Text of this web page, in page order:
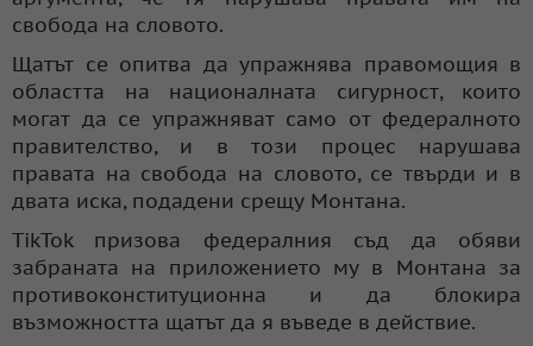
свобода на словото.
Щатът се опитва да упражнява правомощия в
областта на националната сигурност, които
могат да се упражняват само от федералното
правителство, и в този процес нарушава
правата на свобода на словото, се твърди и в
двата иска, подадени срещу Монтана.
TikTok призова федералния съд да обяви
забраната на приложението му в Монтана за
противоконституционна и да блокира
възможността щатът да я въведе в действие.